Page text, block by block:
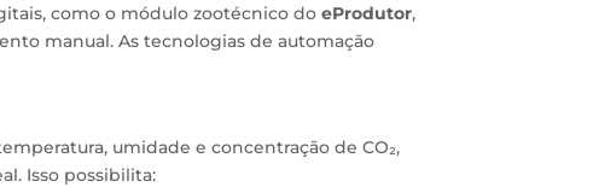
como o módulo zootécnico do eProdutor,
manual. As tecnologias de automação
umidade e concentração de CO₂,
Isso possibilita: